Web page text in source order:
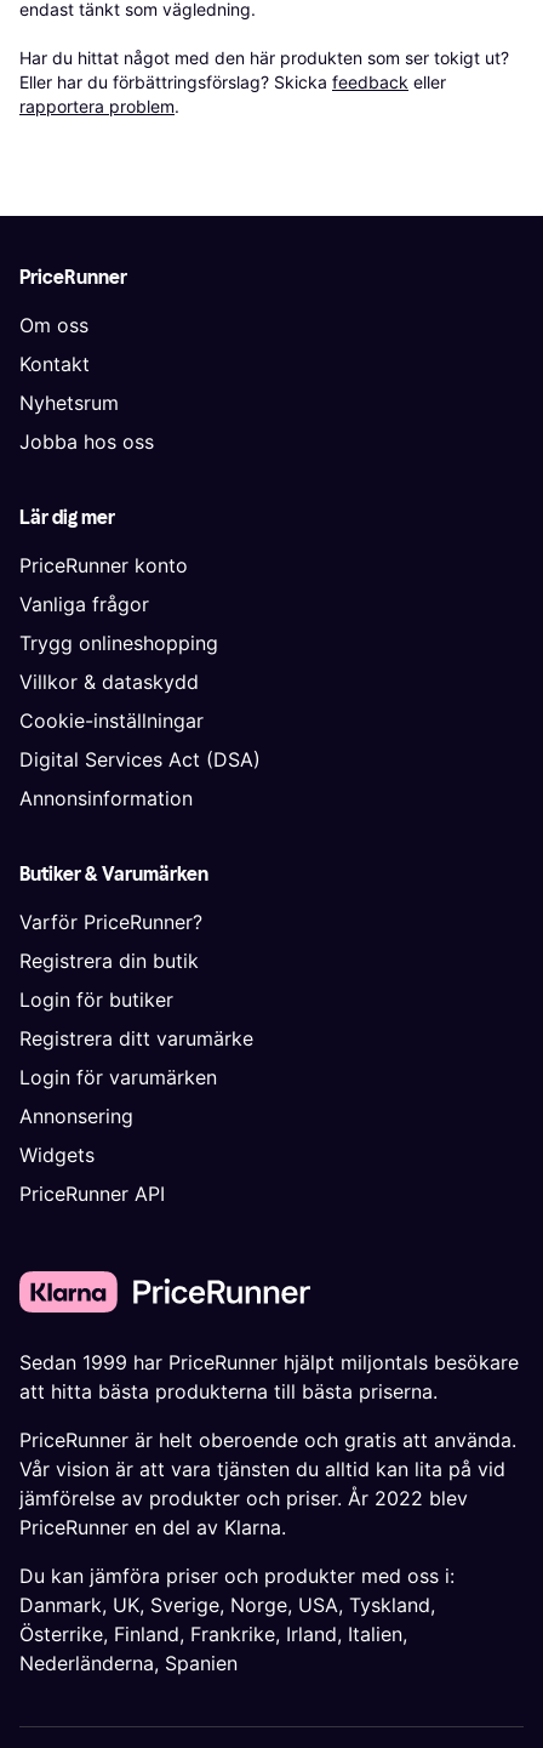
endast tänkt som vägledning.
Har du hittat något med den här produkten som ser tokigt ut?
Eller har du förbättringsförslag? Skicka feedback eller
rapportera problem.
PriceRunner
Om oss
Kontakt
Nyhetsrum
Jobba hos oss
Lär dig mer
PriceRunner konto
Vanliga frågor
Trygg onlineshopping
Villkor & dataskydd
Cookie-inställningar
Digital Services Act (DSA)
Annonsinformation
Butiker & Varumärken
Varför PriceRunner?
Registrera din butik
Login för butiker
Registrera ditt varumärke
Login för varumärken
Annonsering
Widgets
PriceRunner API
Sedan 1999 har PriceRunner hjälpt miljontals besökare
att hitta bästa produkterna till bästa priserna.
PriceRunner är helt oberoende och gratis att använda.
Vår vision är att vara tjänsten du alltid kan lita på vid
jämförelse av produkter och priser. År 2022 blev
PriceRunner en del av Klarna.
Du kan jämföra priser och produkter med oss i:
Danmark, UK, Sverige, Norge, USA, Tyskland,
Österrike, Finland, Frankrike, Irland, Italien,
Nederländerna, Spanien